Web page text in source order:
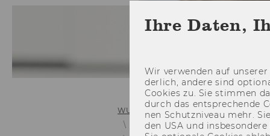
WU (Wirtschaftsuniversität Wien)
Webtrainers
Entity
Ihre Daten,
Wir ver­wen­den auf
der­lich, an­de­re sind
Coo­kies zu. Sie stim­men
durch das ent­spre­chen­de
nen Schutz­ni­veau mehr.
den USA und